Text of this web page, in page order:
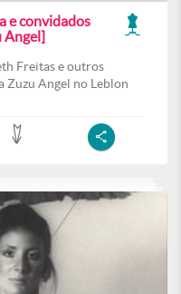
e convidados
Angel]
Freitas e outros
Zuzu Angel no Leblon